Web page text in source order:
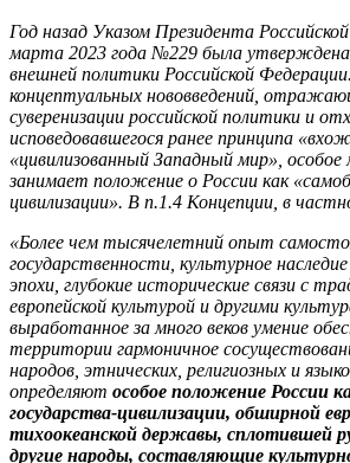
Год назад Указом Президента
марта 2023 года №229 была утверждена
внешней политики Российской
концептуальных нововведений,
суверенизации российской политики и
исповедовавшегося ранее принципа
«цивилизованный Западный мир»,
занимает положение о России как
цивилизации». В п.1.4 Концепции, в
«Более чем тысячелетний опыт
государственности, культурное
эпохи, глубокие исторические связи с
европейской культурой и другими
выработанное за много веков умение
территории гармоничное
народов, этнических, религиозных и
определяют особое положение России
государства-цивилизации, обширной
тихоокеанской державы, сплотившей
другие народы, составляющие